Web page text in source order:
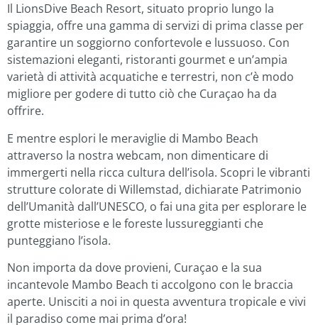
Il LionsDive Beach Resort, situato proprio lungo la
spiaggia, offre una gamma di servizi di prima classe per
garantire un soggiorno confortevole e lussuoso. Con
sistemazioni eleganti, ristoranti gourmet e un’ampia
varietà di attività acquatiche e terrestri, non c’è modo
migliore per godere di tutto ciò che Curaçao ha da
offrire.
E mentre esplori le meraviglie di Mambo Beach
attraverso la nostra webcam, non dimenticare di
immergerti nella ricca cultura dell’isola. Scopri le vibranti
strutture colorate di Willemstad, dichiarate Patrimonio
dell’Umanità dall’UNESCO, o fai una gita per esplorare le
grotte misteriose e le foreste lussureggianti che
punteggiano l’isola.
Non importa da dove provieni, Curaçao e la sua
incantevole Mambo Beach ti accolgono con le braccia
aperte. Unisciti a noi in questa avventura tropicale e vivi
il paradiso come mai prima d’ora!